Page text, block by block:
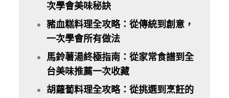
次學會美味秘訣
豬血糕料理全攻略：從傳統到創意，
一次學會所有做法
馬鈴薯湯終極指南：從家常食譜到全
台美味推薦一次收藏
胡蘿蔔料理全攻略：從挑選到烹飪的